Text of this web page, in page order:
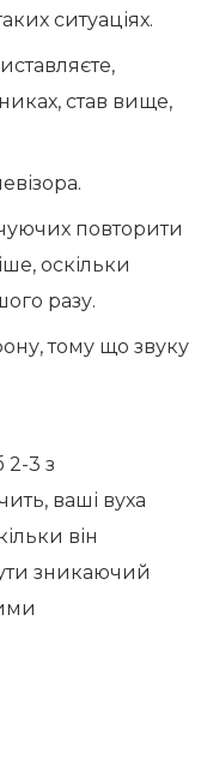
ситуаціях.
став вище,
повторити
оскільки
разу.
тому що звуку
2-3 з
ваші вуха
він
зникаючий